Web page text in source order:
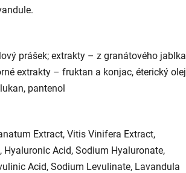
prášek; extrakty – z granátového jablka
extrakty – fruktan a konjac, éterický olej
pantenol
Extract, Vitis Vinifera Extract,
Hyaluronic Acid, Sodium Hyaluronate,
Acid, Sodium Levulinate, Lavandula